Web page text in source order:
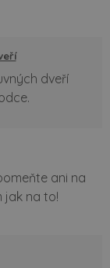
dveří
ani na
jak na to!